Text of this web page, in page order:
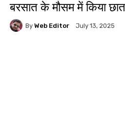
बरसात के मौसम में किया
By Web Editor July 13, 2025